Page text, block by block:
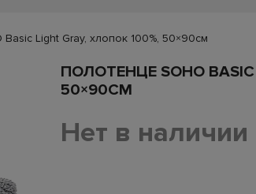
Light Gray, хлопок 100%, 50×90см
ПОЛОТЕНЦЕ SOHO
50×90СМ
Нет в наличии